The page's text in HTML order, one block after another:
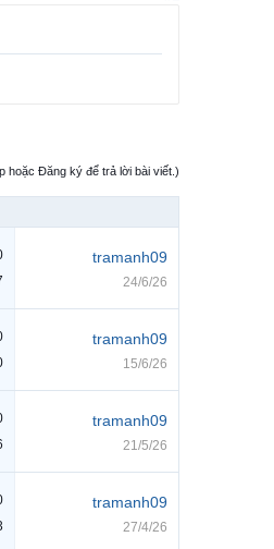
hoặc Đăng ký để trả lời bài viết.)
tramanh09
24/6/26
tramanh09
15/6/26
tramanh09
21/5/26
tramanh09
27/4/26